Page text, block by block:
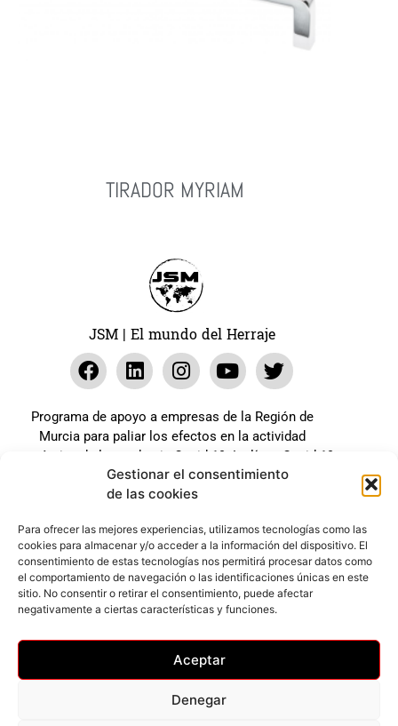
Gestionar el consentimiento
de las cookies
Para ofrecer las mejores experiencias, utilizamos tecnologías como las
cookies para almacenar y/o acceder a la información del dispositivo. El
consentimiento de estas tecnologías nos permitirá procesar datos como
el comportamiento de navegación o las identificaciones únicas en este
sitio. No consentir o retirar el consentimiento, puede afectar
negativamente a ciertas características y funciones.
Aceptar
Denegar
TIRADOR MYRIAM
JSM | El mundo del Herraje
Programa de apoyo a empresas de la Región de
Murcia para paliar los efectos en la actividad
económica de la pandemia Covid-19. La línea Covid-19
coste cero cofinanciada por la unión europea.
Expediente: 2020.07.COSI.0483
Web desarrollada gracias al Programa Kit Digital
Cofinanciado por los Fondos Next Generation (EU) del